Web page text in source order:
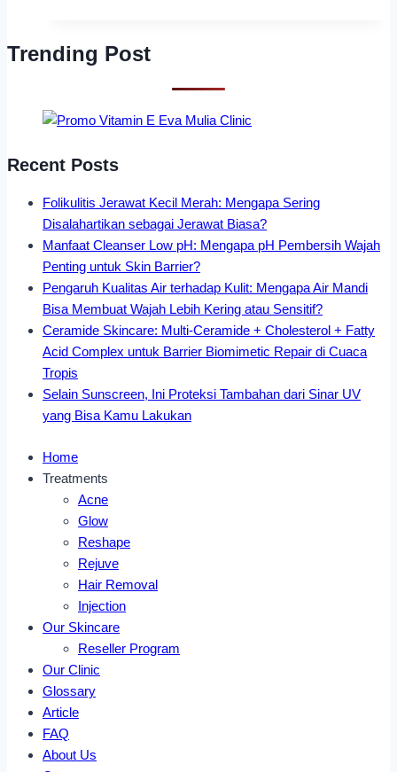
Trending Post
Recent Posts
Folikulitis Jerawat Kecil Merah: Mengapa Sering
Disalahartikan sebagai Jerawat Biasa?
Manfaat Cleanser Low pH: Mengapa pH Pembersih Wajah
Penting untuk Skin Barrier?
Pengaruh Kualitas Air terhadap Kulit: Mengapa Air Mandi
Bisa Membuat Wajah Lebih Kering atau Sensitif?
Ceramide Skincare: Multi-Ceramide + Cholesterol + Fatty
Acid Complex untuk Barrier Biomimetic Repair di Cuaca
Tropis
Selain Sunscreen, Ini Proteksi Tambahan dari Sinar UV
yang Bisa Kamu Lakukan
Home
Treatments
Acne
Glow
Reshape
Rejuve
Hair Removal
Injection
Our Skincare
Reseller Program
Our Clinic
Glossary
Article
FAQ
About Us